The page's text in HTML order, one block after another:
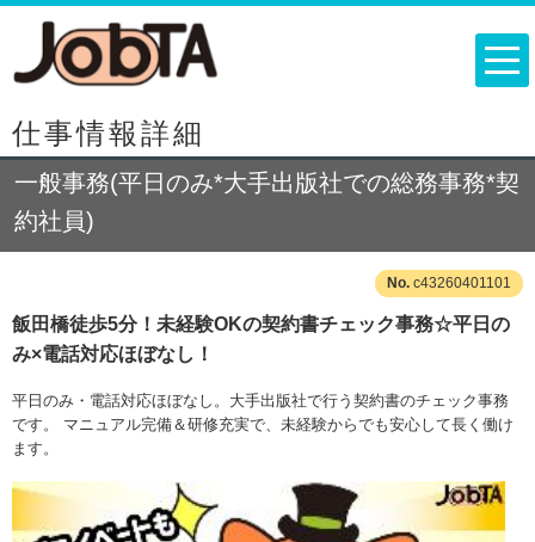
仕事情報詳細
一般事務(平日のみ*大手出版社での総務事務*契
約社員)
c43260401101
飯田橋徒歩5分！未経験OKの契約書チェック事務☆平日の
み×電話対応ほぼなし！
平日のみ・電話対応ほぼなし。大手出版社で行う契約書のチェック事務
です。 マニュアル完備＆研修充実で、未経験からでも安心して長く働け
ます。